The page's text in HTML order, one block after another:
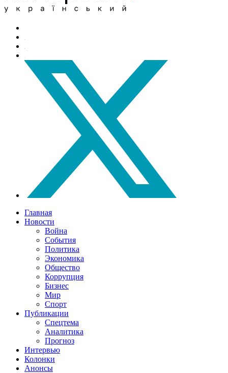
Главная
Новости
Война
События
Политика
Экономика
Общество
Коррупция
Бизнес
Мир
Спорт
Публикации
Спецтема
Аналитика
Прогноз
Интервью
Колонки
Анонсы